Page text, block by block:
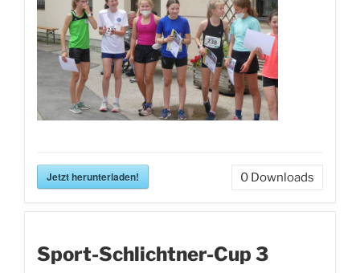
Jetzt herunterladen! 0 Downloads
Sport-Schlichtner-Cup 3